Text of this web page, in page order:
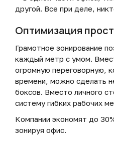
другой. Все при деле,
Оптимизация
Грамотное зонирование
каждый метр с умом.
огромную переговорную,
времени, можно сделать
боксов. Вместо личного
систему гибких рабочих
Компании экономят до
зонируя офис.